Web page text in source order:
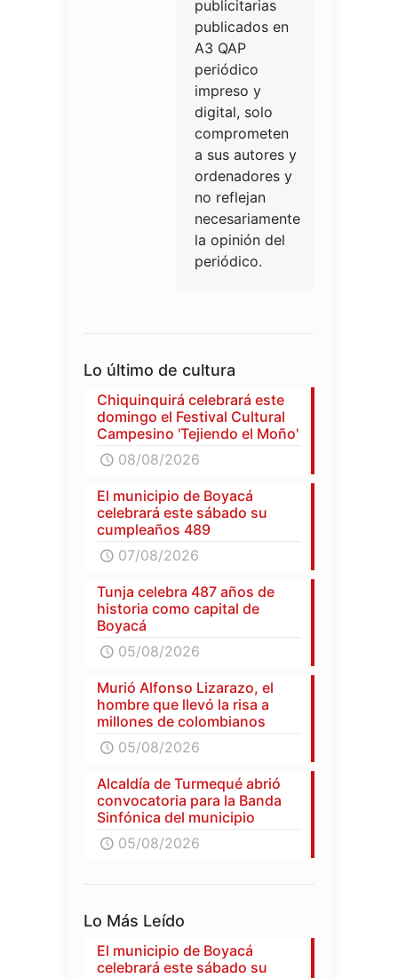
publicitarias
publicados en
A3 QAP
periódico
impreso y
digital, solo
comprometen
a sus autores y
ordenadores y
no reflejan
necesariamente
la opinión del
periódico.
Lo último de cultura
Chiquinquirá celebrará este
domingo el Festival Cultural
Campesino 'Tejiendo el Moño'
08/08/2026
El municipio de Boyacá
celebrará este sábado su
cumpleaños 489
07/08/2026
Tunja celebra 487 años de
historia como capital de
Boyacá
05/08/2026
Murió Alfonso Lizarazo, el
hombre que llevó la risa a
millones de colombianos
05/08/2026
Alcaldía de Turmequé abrió
convocatoria para la Banda
Sinfónica del municipio
05/08/2026
Lo Más Leído
El municipio de Boyacá
celebrará este sábado su